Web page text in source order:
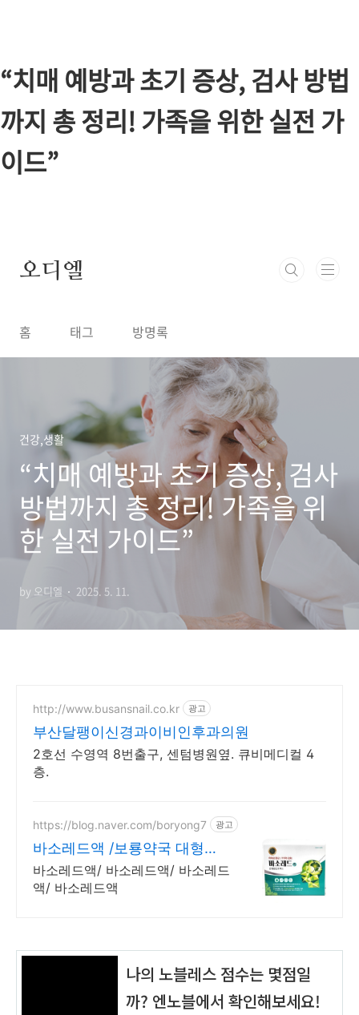
“치매 예방과 초기 증상, 검사 방법
까지 총 정리! 가족을 위한 실전 가
이드”
오디엘
홈 태그 방명록
건강,생활
“치매 예방과 초기 증상, 검사
방법까지 총 정리! 가족을 위
한 실전 가이드”
by 오디엘 2025. 5. 11.
http://www.busansnail.co.kr 광고
부산달팽이신경과이비인후과의원
2호선 수영역 8번출구, 센텀병원옆. 큐비메디컬 4
층.
https://blog.naver.com/boryong7 광고
바소레드액 /보룡약국 대형약
국/태릉입구,육사 근처
바소레드액/ 바소레드액/ 바소레드
액/ 바소레드액